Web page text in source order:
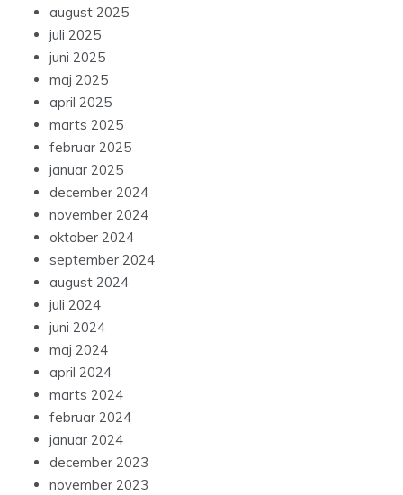
august 2025
juli 2025
juni 2025
maj 2025
april 2025
marts 2025
februar 2025
januar 2025
december 2024
november 2024
oktober 2024
september 2024
august 2024
juli 2024
juni 2024
maj 2024
april 2024
marts 2024
februar 2024
januar 2024
december 2023
november 2023